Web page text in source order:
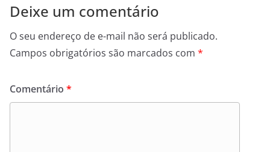
Deixe um comentário
O seu endereço de e-mail não será publicado.
Campos obrigatórios são marcados com *
Comentário *